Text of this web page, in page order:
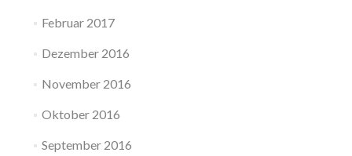
Februar 2017
Dezember 2016
November 2016
Oktober 2016
September 2016